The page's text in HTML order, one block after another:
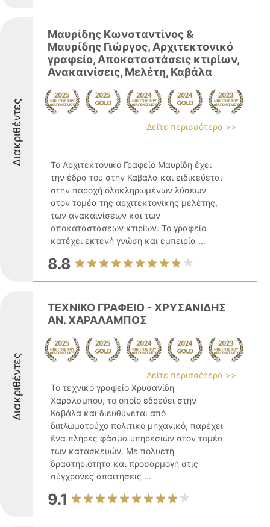
Διακριθέντες
Μαυρίδης Κωνσταντίνος &
Μαυρίδης Γιώργος, Αρχιτεκτονικό
γραφείο, Αποκαταστάσεις κτιρίων,
Ανακαινίσεις, Μελέτη, Καβάλα
Δείτε περισσότερα >>
Το Αρχιτεκτονικό Γραφείο Μαυρίδη έχει
την έδρα του στην Καβάλα και ειδικεύεται
στην παροχή ολοκληρωμένων λύσεων
στον τομέα της αρχιτεκτονικής μελέτης,
των ανακαινίσεων και των
αποκαταστάσεων κτιρίων. Το γραφείο
κατέχει εκτενή γνώση και εμπειρία ...
8.8
Διακριθέντες
ΤΕΧΝΙΚΟ ΓΡΑΦΕΙΟ - ΧΡΥΣΑΝΙΔΗΣ
ΑΝ. ΧΑΡΑΛΑΜΠΟΣ
Δείτε περισσότερα >>
Το τεχνικό γραφείο Χρυσανίδη
Χαράλαμπου, το οποίο εδρεύει στην
Καβάλα και διευθύνεται από
διπλωματούχο πολιτικό μηχανικό, παρέχει
ένα πλήρες φάσμα υπηρεσιών στον τομέα
των κατασκευών. Με πολυετή
δραστηριότητα και προσαρμογή στις
σύγχρονες απαιτήσεις ...
9.1